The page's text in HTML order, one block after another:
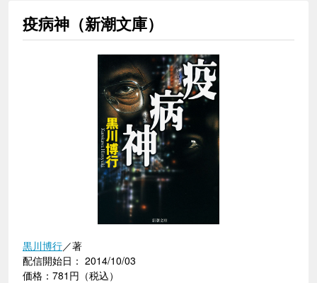
疫病神（新潮文庫）
黒川博行／著
配信開始日： 2014/10/03
価格：781円（税込）